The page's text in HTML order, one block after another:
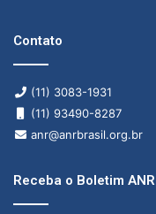
Contato
(11) 3083-1931
(11) 93490-8287
anr@anrbrasil.org.br
Receba o Boletim ANR